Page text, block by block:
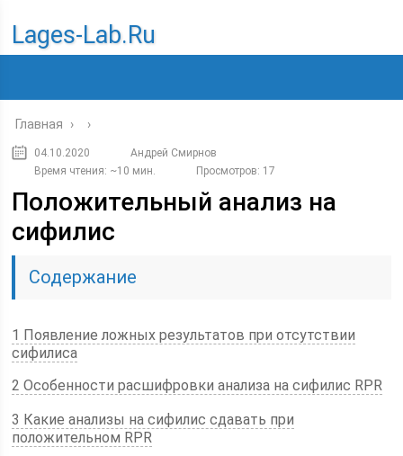
Lages-Lab.ru
Главная › ›
04.10.2020
Андрей Смирнов
Время чтения: ~10 мин.
Просмотров: 17
Положительный анализ на
сифилис
Содержание
1 Появление ложных результатов при отсутствии
сифилиса
2 Особенности расшифровки анализа на сифилис RPR
3 Какие анализы на сифилис сдавать при
положительном RPR